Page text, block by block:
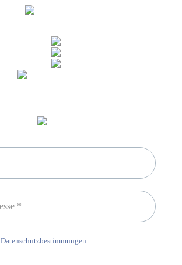
Datenschutzbestimmungen